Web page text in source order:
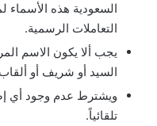
السعودية هذه الأسماء
التعاملات الرسمية.
يجب ألا يكون الاسم
السيد أو شريف أو
ويشترط عدم وجود أي
تلقائياً.